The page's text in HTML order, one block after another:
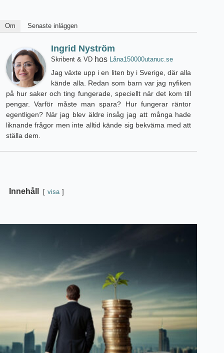
Om Senaste inläggen
Ingrid Nyström
Skribent & VD hos Låna150000utanuc.se
Jag växte upp i en liten by i Sverige, där alla
kände alla. Redan som barn var jag nyfiken
på hur saker och ting fungerade, speciellt när det kom till
pengar. Varför måste man spara? Hur fungerar räntor
egentligen? När jag blev äldre insåg jag att många hade
liknande frågor men inte alltid kände sig bekväma med att
ställa dem.
Innehåll visa